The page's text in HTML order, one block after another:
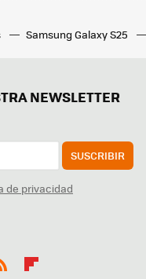
Samsung Galaxy S25
NEWSLETTER
SUSCRIBIR
de privacidad